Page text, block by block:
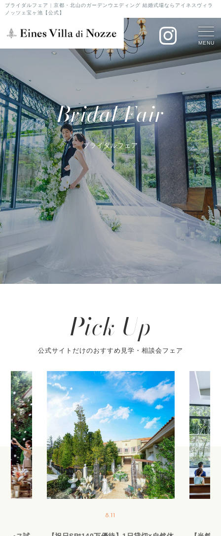
ブライダルフェア | 京都・北山のガーデンウエディング 結婚式場ならアイネスヴィラ
ノッツェ宝ヶ池【公式】
MENU
Bridal Fair
ブライダルフェア
Pick Up
公式サイトだけのおすすめ見学・相談会フェア
8.11